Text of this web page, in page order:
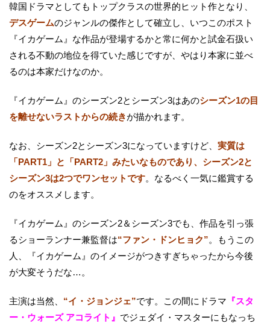
韓国ドラマとしてもトップクラスの世界的ヒット作となり、
デスゲームのジャンルの傑作として確立し、いつこのポスト
『イカゲーム』な作品が登場するかと常に何かと試金石扱い
される不動の地位を得ていた感じですが、やはり本家に並べ
るのは本家だけなのか。
『イカゲーム』のシーズン2とシーズン3はあのシーズン1の目
を離せないラストからの続きが描かれます。
なお、シーズン2とシーズン3になっていますけど、 実質は
「PART1」と「PART2」みたいなものであり、シーズン2と
シーズン3は2つでワンセットです。なるべく一気に鑑賞する
のをオススメします。
『イカゲーム』のシーズン2＆シーズン3でも、作品を引っ張
るショーランナー兼監督は“ファン・ドンヒョク”。もうこの
人、『イカゲーム』のイメージがつきすぎちゃったから今後
が大変そうだな…。
主演は当然、 “イ・ジョンジェ”です。この間にドラマ 『スタ
ー・ウォーズ アコライト』 でジェダイ・マスターにもなっち